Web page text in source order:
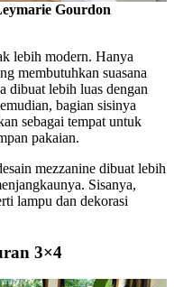
Gourdon
lebih modern. Hanya
membutuhkan suasana
dibuat lebih luas dengan
bagian sisinya
sebagai tempat untuk
pakaian.
mezzanine dibuat lebih
Sisanya,
lampu dan dekorasi
3×4